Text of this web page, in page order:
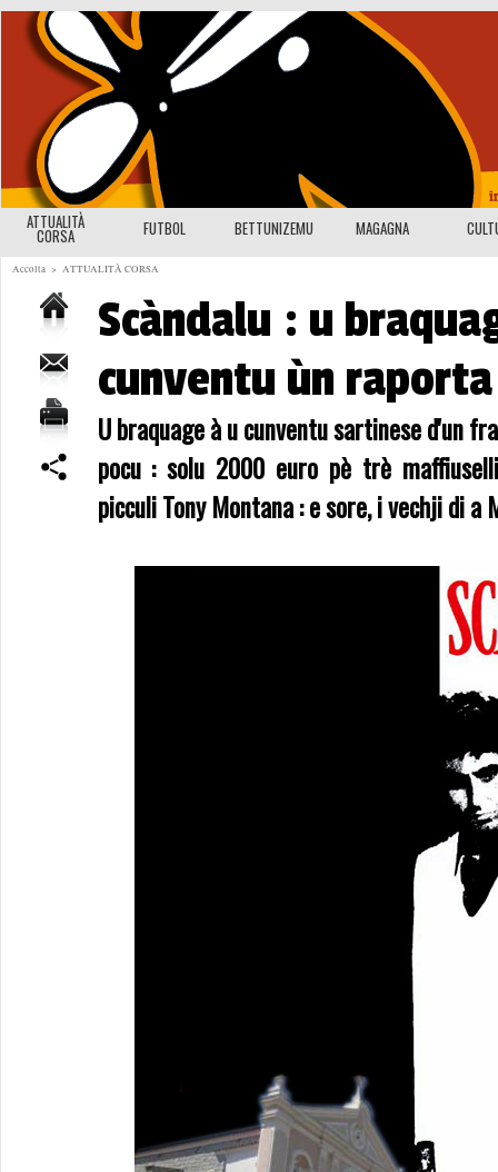
ATTUALITÀ
CORSA FUTBOL BETTUNIZEMU MAGAGNA
Accolta > ATTUALITÀ CORSA
Scàndalu : u
cunventu ùn
U braquage à u cunventu sartinese d'un
pocu : solu 2000 euro pè trè
picculi Tony Montana : e sore, i vechji di a